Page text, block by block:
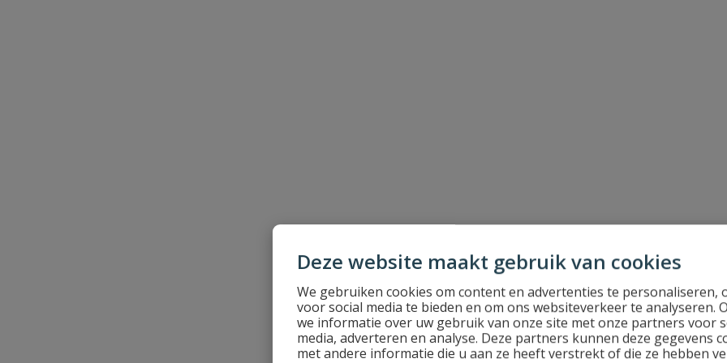
Deze website maakt gebruik van cookies
We gebruiken cookies om content en advertenties te personaliseren,
voor social media te bieden en om ons websiteverkeer te analyseren.
we informatie over uw gebruik van onze site met onze partners voor
media, adverteren en analyse. Deze partners kunnen deze gegevens
met andere informatie die u aan ze heeft verstrekt of die ze hebben